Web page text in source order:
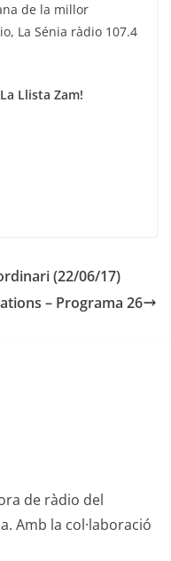
de la millor
La Sénia ràdio 107.4
Llista Zam!
(22/06/17)
– Programa 26
de ràdio del
Amb la col·laboració